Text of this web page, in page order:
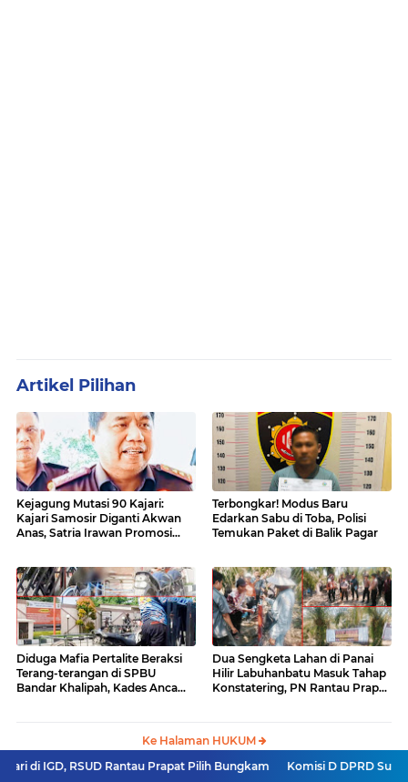
Artikel Pilihan
Kejagung Mutasi 90 Kajari:
Kajari Samosir Diganti Akwan
Anas, Satria Irawan Promosi
Terbongkar! Modus Baru
Edarkan Sabu di Toba, Polisi
Temukan Paket di Balik Pagar
Diduga Mafia Pertalite Beraksi
Terang-terangan di SPBU
Bandar Khalipah, Kades Ancam
Dua Sengketa Lahan di Panai
Hilir Labuhanbatu Masuk Tahap
Konstatering, PN Rantau Prapat
Ke Halaman HUKUM
Rantau Prapat Pilih Bungkam
Komisi D DPRD Sumut Apresiasi